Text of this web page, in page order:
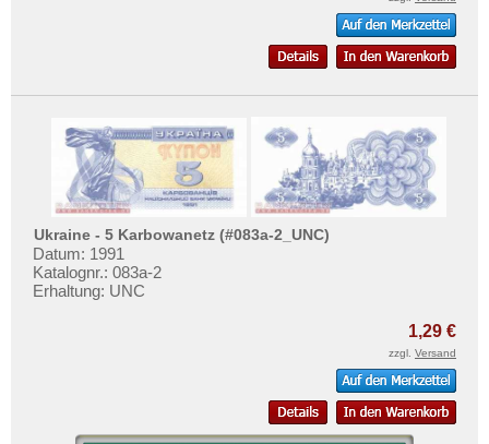
Ukraine - 5 Karbowanetz (#083a-2_UNC)
Datum: 1991
Katalognr.: 083a-2
Erhaltung: UNC
1,29 €
zzgl. Versand